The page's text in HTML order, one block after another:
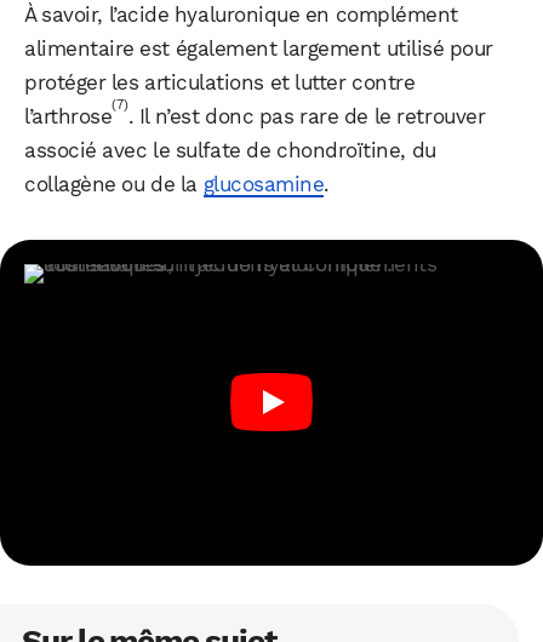
À savoir, l’acide hyaluronique en complément
alimentaire est également largement utilisé pour
protéger les articulations et lutter contre
l’arthrose(7). Il n’est donc pas rare de le retrouver
associé avec le sulfate de chondroïtine, du
collagène ou de la glucosamine.